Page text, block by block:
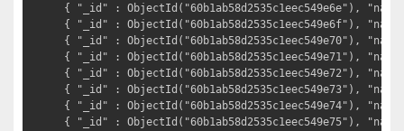
{ "_id" : ObjectId("60b1ab58d2535c1eec549e6e"),
{ "_id" : ObjectId("60b1ab58d2535c1eec549e6f"),
{ "_id" : ObjectId("60b1ab58d2535c1eec549e70"),
{ "_id" : ObjectId("60b1ab58d2535c1eec549e71"),
{ "_id" : ObjectId("60b1ab58d2535c1eec549e72"),
{ "_id" : ObjectId("60b1ab58d2535c1eec549e73"),
{ "_id" : ObjectId("60b1ab58d2535c1eec549e74"),
{ "_id" : ObjectId("60b1ab58d2535c1eec549e75"),